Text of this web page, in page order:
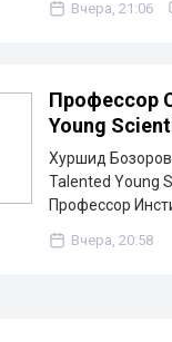
Вчера, 21:06
Профессор
Young
Хуршид
Talented Young
Профессор
Вчера, 20:58